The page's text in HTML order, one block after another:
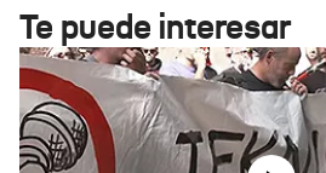
Te puede interesar